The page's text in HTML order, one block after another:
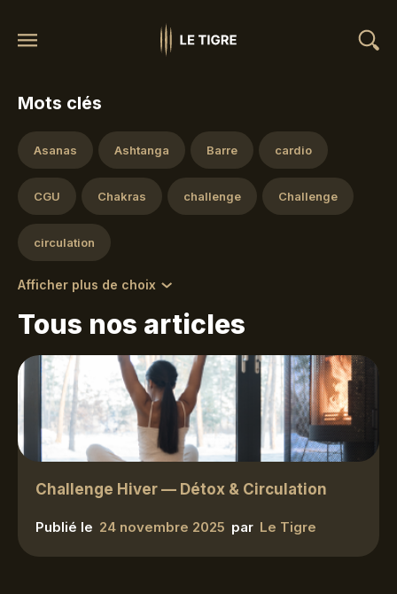
Tous nos articles
Challenge Hiver — Détox & Circulation
Publié le 24 novembre 2025 par Le Tigre
Mots clés
Asanas Ashtanga Barre cardio
CGU Chakras challenge Challenge
circulation
Afficher plus de choix